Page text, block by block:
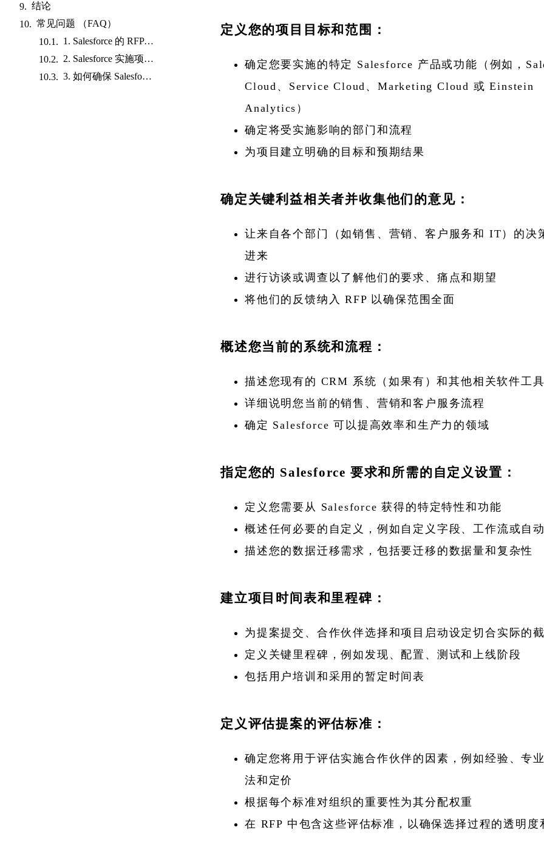
结论
常见问题 （FAQ）
1. Salesforce 的 RFP 实施应该多长时间？
2. Salesforce 实施项目的典型时间表是什么？
3. 如何确保 Salesforce 实施期间的数据安全？
定义您的项目目标和范围：
确定您要实施的特定 Salesforce 产品或功能（例如，
Cloud、Service Cloud、Marketing Cloud 或 Einstein
Analytics）
确定将受实施影响的部门和流程
为项目建立明确的目标和预期结果
确定关键利益相关者并收集他们的意见：
让来自各个部门（如销售、营销、客户服务和 IT）的决
进来
进行访谈或调查以了解他们的要求、痛点和期望
将他们的反馈纳入 RFP 以确保范围全面
概述您当前的系统和流程：
描述您现有的 CRM 系统（如果有）和其他相关软件工
详细说明您当前的销售、营销和客户服务流程
确定 Salesforce 可以提高效率和生产力的领域
指定您的 Salesforce 要求和所需的自定义设置：
定义您需要从 Salesforce 获得的特定特性和功能
概述任何必要的自定义，例如自定义字段、工作流或自
描述您的数据迁移需求，包括要迁移的数据量和复杂性
建立项目时间表和里程碑：
为提案提交、合作伙伴选择和项目启动设定切合实际的
定义关键里程碑，例如发现、配置、测试和上线阶段
包括用户培训和采用的暂定时间表
定义评估提案的评估标准：
确定您将用于评估实施合作伙伴的因素，例如经验、专
法和定价
根据每个标准对组织的重要性为其分配权重
在 RFP 中包含这些评估标准，以确保选择过程的透明度